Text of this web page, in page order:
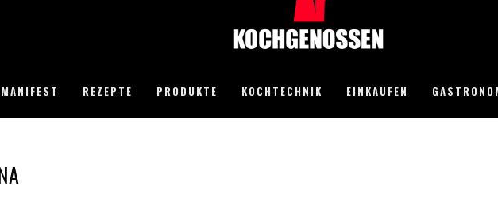
MANIFEST REZEPTE PRODUKTE KOCHTECHNIK EINKAUFEN